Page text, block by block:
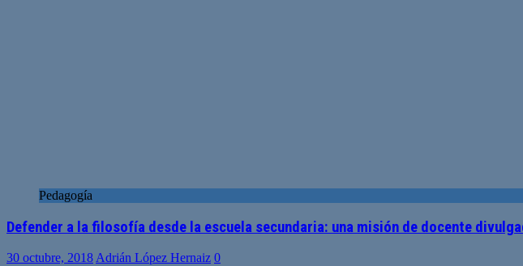
Pedagogía
Defender a la filosofía desde la escuela secundaria: una misión de docente
30 octubre, 2018Adrián López Hernaiz 0